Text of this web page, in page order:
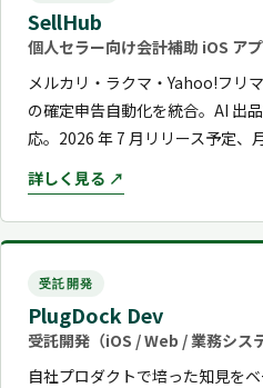
SellHub
個人セラー向け会計補助 iOS ア
メルカリ・ラクマ・Yahoo!フリ
の確定申告自動化を統合。AI 出
応。2026 年 7 月リリース予定、
詳しく見る ↗
受託開発
PlugDock Dev
受託開発（iOS / Web / 業務シス
自社プロダクトで培った知見を